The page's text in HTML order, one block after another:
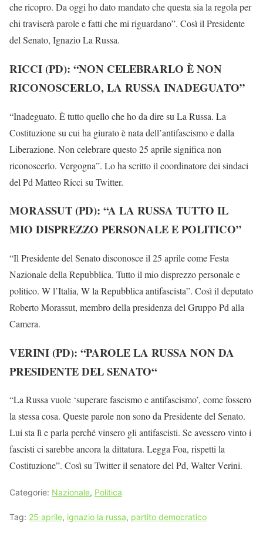
che ricopro. Da oggi ho dato mandato che questa sia la regola per
chi traviserà parole e fatti che mi riguardano”. Così il Presidente
del Senato, Ignazio La Russa.
RICCI (PD): “NON CELEBRARLO È NON
RICONOSCERLO, LA RUSSA INADEGUATO”
“Inadeguato. È tutto quello che ho da dire su La Russa. La
Costituzione su cui ha giurato è nata dell’antifascismo e dalla
Liberazione. Non celebrare questo 25 aprile significa non
riconoscerlo. Vergogna”. Lo ha scritto il coordinatore dei sindaci
del Pd Matteo Ricci su Twitter.
MORASSUT (PD): “A LA RUSSA TUTTO IL
MIO DISPREZZO PERSONALE E POLITICO”
“Il Presidente del Senato disconosce il 25 aprile come Festa
Nazionale della Repubblica. Tutto il mio disprezzo personale e
politico. W l’Italia, W la Repubblica antifascista”. Così il deputato
Roberto Morassut, membro della presidenza del Gruppo Pd alla
Camera.
VERINI (PD): “PAROLE LA RUSSA NON DA
PRESIDENTE DEL SENATO“
“La Russa vuole ‘superare fascismo e antifascismo’, come fossero
la stessa cosa. Queste parole non sono da Presidente del Senato.
Lui sta lì e parla perché vinsero gli antifascisti. Se avessero vinto i
fascisti ci sarebbe ancora la dittatura. Legga Foa, rispetti la
Costituzione”. Così su Twitter il senatore del Pd, Walter Verini.
Categorie: Nazionale, Politica
Tag: 25 aprile, ignazio la russa, partito democratico